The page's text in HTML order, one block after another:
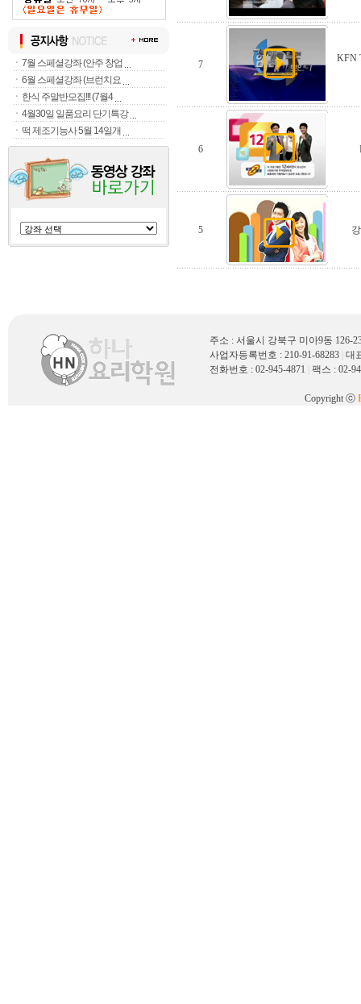
ㆍ 7월 스페셜강좌 (안주 창업
ㆍ 6월 스페셜강좌 (브런치요
ㆍ 한식 주말반모집!!! (7월4
ㆍ 4월30일 일품요리 단기특강
ㆍ 떡 제조기능사 5월 14일개
7
KFN
6
5
주소 : 서울시 강북구 미아9동 126-
사업자등록번호 : 210-91-68283 대
전화번호 : 02-945-4871
팩스 : 02-
Copyright ⓒ